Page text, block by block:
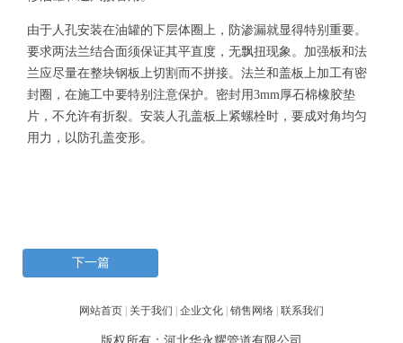
由于人孔安装在油罐的下层体圈上，防渗漏就显得特别重要。
要求两法兰结合面须保证其平直度，无飘扭现象。加强板和法
兰应尽量在整块钢板上切割而不拼接。法兰和盖板上加工有密
封圈，在施工中要特别注意保护。密封用3mm厚石棉橡胶垫
片，不允许有折裂。安装人孔盖板上紧螺栓时，要成对角均匀
用力，以防孔盖变形。
下一篇
网站首页 | 关于我们 | 企业文化 | 销售网络 | 联系我们
版权所有：河北华永耀管道有限公司